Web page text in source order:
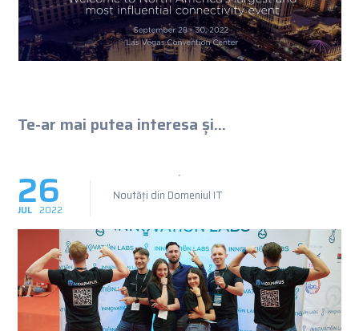
Te-ar mai putea interesa și...
26
JUL 2022
Noutăți din Domeniul IT